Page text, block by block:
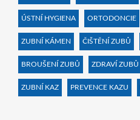
ÚSTNÍ HYGIENA ORTODONCIE
ZUBNÍ KÁMEN ČIŠTĚNÍ ZUBŮ
BROUŠENÍ ZUBŮ ZDRAVÍ ZUBŮ
ZUBNÍ KAZ PREVENCE KAZU